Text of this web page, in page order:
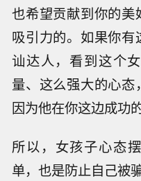
也希望贡献到你的
吸引力的。如果你
讪达人，看到这个
量、这么强大的心态
因为他在你这边成功
所以，女孩子心态
单，也是防止自己被